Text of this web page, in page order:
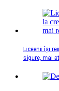
Liceenii își
sigure, mai